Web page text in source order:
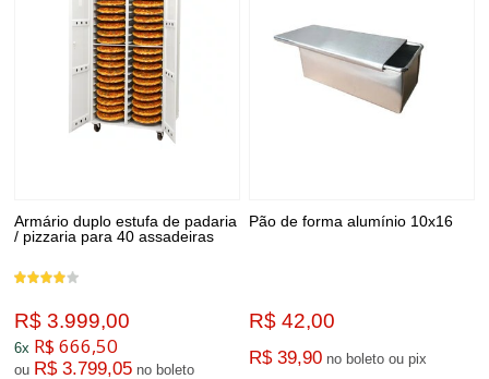
Armário duplo estufa de padaria
/ pizzaria para 40 assadeiras
R$ 3.999,00
6x R$ 666,50
ou R$ 3.799,05 no boleto
Pão de forma alumínio 10x16
R$ 42,00
R$ 39,90 no boleto ou pix